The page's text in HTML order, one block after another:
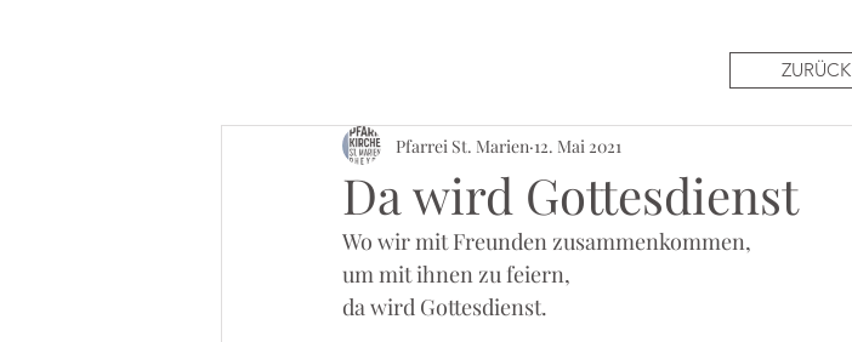
Da wird Gottesdienst
Pfarrei St. Marien 12. Mai 2021
Wo wir mit Freunden zusammenkommen,
um mit ihnen zu feiern,
da wird Gottesdienst.
ZURÜCK